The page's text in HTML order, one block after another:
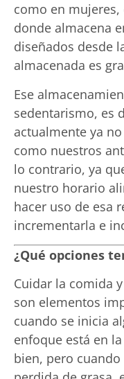
como en
donde almacena
diseñados desde
almacenada es
Ese
sedentarismo, es
actualmente ya
como nuestros
lo contrario, ya
nuestro horario
hacer uso de esa
incrementarla e
¿Qué opciones
Cuidar la comida
son elementos
cuando se inicia
enfoque está en
bien, pero